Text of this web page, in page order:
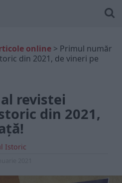
online > Primul număr
din 2021, de vineri pe
revistei
din 2021,
Istoric